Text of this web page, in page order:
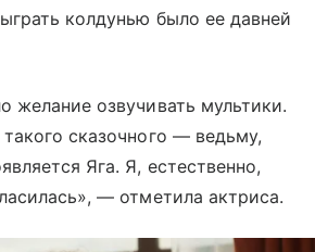
колдунью было ее давней
желание озвучивать мультики.
сказочного — ведьму,
Яга. Я, естественно,
— отметила актриса.